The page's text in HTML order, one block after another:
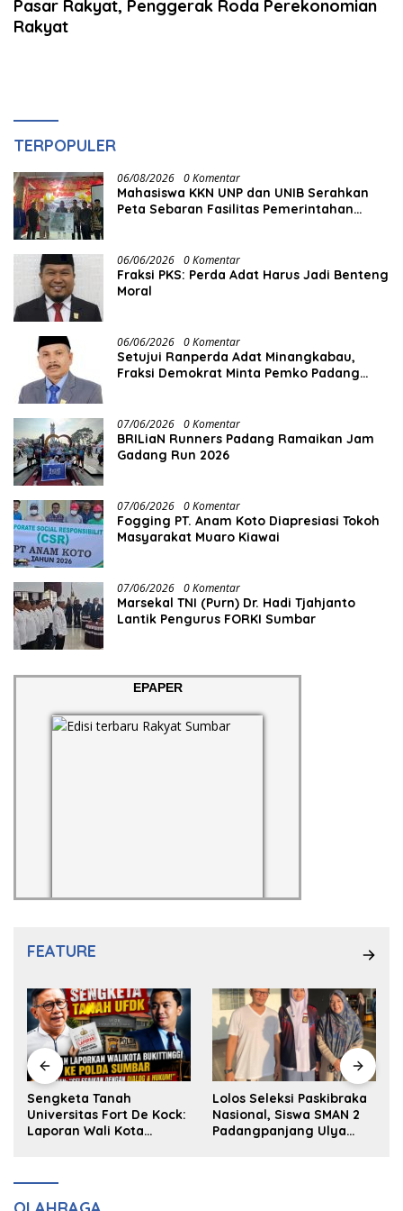
Pasar Rakyat, Penggerak Roda Perekonomian
Rakyat
TERPOPULER
06/08/2026 0 Komentar
Mahasiswa KKN UNP dan UNIB Serahkan
Peta Sebaran Fasilitas Pemerintahan
06/06/2026 0 Komentar
Fraksi PKS: Perda Adat Harus Jadi Benteng
Moral
06/06/2026 0 Komentar
Setujui Ranperda Adat Minangkabau,
Fraksi Demokrat Minta Pemko Padang
07/06/2026 0 Komentar
BRILiaN Runners Padang Ramaikan Jam
Gadang Run 2026
07/06/2026 0 Komentar
Fogging PT. Anam Koto Diapresiasi Tokoh
07/06/2026 0 Komentar
Marsekal TNI (Purn) Dr. Hadi Tjahjanto
Lantik Pengurus FORKI Sumbar
EPAPER
FEATURE
Sengketa Tanah
Universitas Fort De Kock:
Laporan Wali Kota
Lolos Seleksi Paskibraka
Nasional, Siswa SMAN 2
Padangpanjang Ulya